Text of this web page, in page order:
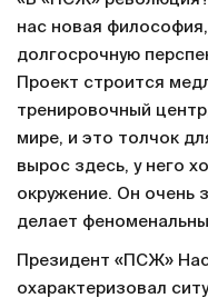
нас новая
долгосрочную
Проект строится
тренировочный
мире, и это толчок
вырос здесь, у него
окружение. Он очень
делает
Президент «ПСЖ»
охарактеризовал